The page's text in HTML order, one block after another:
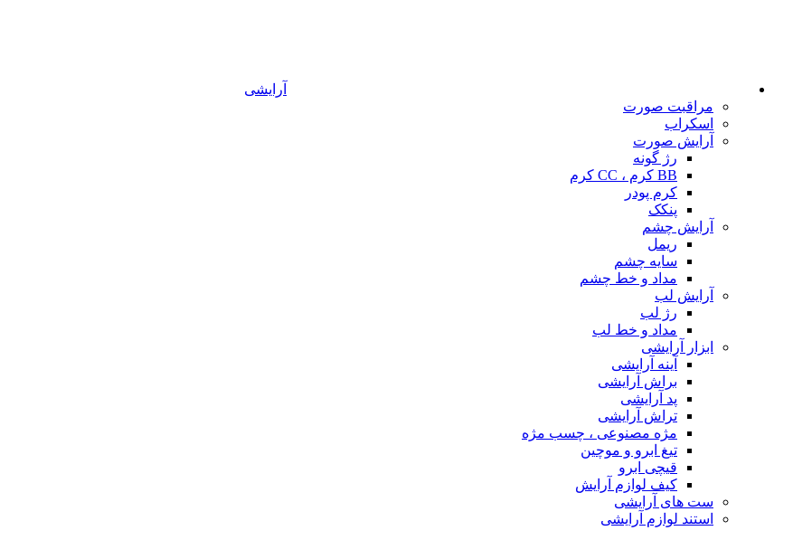
آرایشی
مراقبت صورت
اسکراب
آرایش صورت
رژ گونه
BB کرم ، CC کرم
کرم پودر
پنکک
آرایش چشم
ریمل
سایه چشم
مداد و خط چشم
آرایش لب
رژ لب
مداد و خط لب
ابزار آرایشی
آینه آرایشی
براش آرایشی
پد آرایشی
تراش آرایشی
مژه مصنوعی ، چسب مژه
تیغ ابرو و موچین
قیچی ابرو
کیف لوازم آرایش
ست های آرایشی
استند لوازم آرایشی